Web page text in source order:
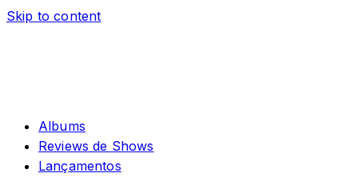
Skip to content
Albums
Reviews de Shows
Lançamentos